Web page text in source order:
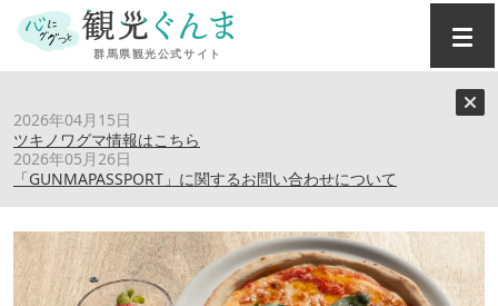
2026年04月15日
ツキノワグマ情報はこちら
2026年05月26日
「GUNMAPASSPORT」に関するお問い合わせについて
garage cafe R36